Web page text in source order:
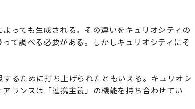
っても生成される。その違いをキュリオシティの
て調べる必要がある。しかしキュリオシティにそ
るために打ち上げられたともいえる。キュリオシ
ランスは「連携主義」の機能を持ち合わせてい